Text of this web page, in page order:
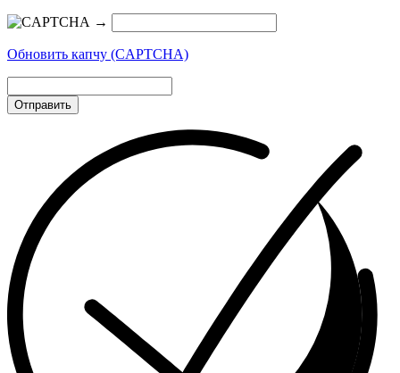
→
Обновить капчу (CAPTCHA)
Отправить